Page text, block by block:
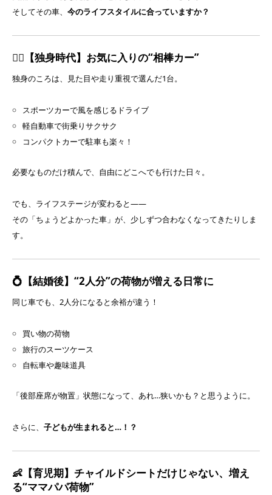
そしてその車、 今のライフスタイルに合っていますか？
🧍‍♂️【独身時代】お気に入りの“相棒カー”
独身のころは、見た目や走り重視で選んだ1台。
スポーツカーで風を感じるドライブ
軽自動車で街乗りサクサク
コンパクトカーで駐車も楽々！
必要なものだけ積んで、自由にどこへでも行けた日々。
でも、ライフステージが変わると——
その「ちょうどよかった車」が、少しずつ合わなくなってきたりしま
す。
💍【結婚後】“2人分”の荷物が増える日常に
同じ車でも、2人分になると余裕が違う！
買い物の荷物
旅行のスーツケース
自転車や趣味道具
「後部座席が物置」状態になって、あれ…狭いかも？と思うように。
さらに、 子どもが生まれると…！？
👶【育児期】チャイルドシートだけじゃない、増え
る“ママパパ荷物”